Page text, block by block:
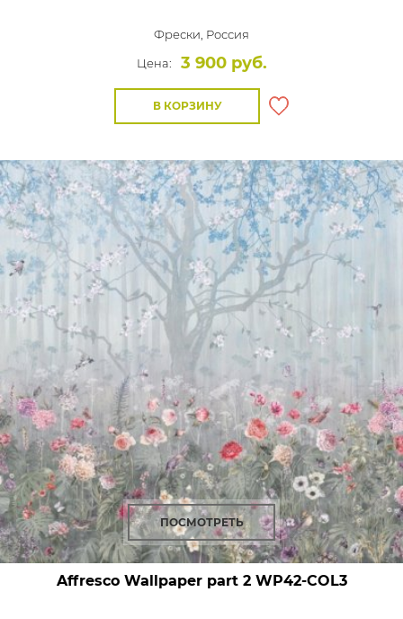
Фрески, Россия
Цена:
3 900 руб.
В КОРЗИНУ
ПОСМОТРЕТЬ
Affresco Wallpaper part 2WP42-COL3